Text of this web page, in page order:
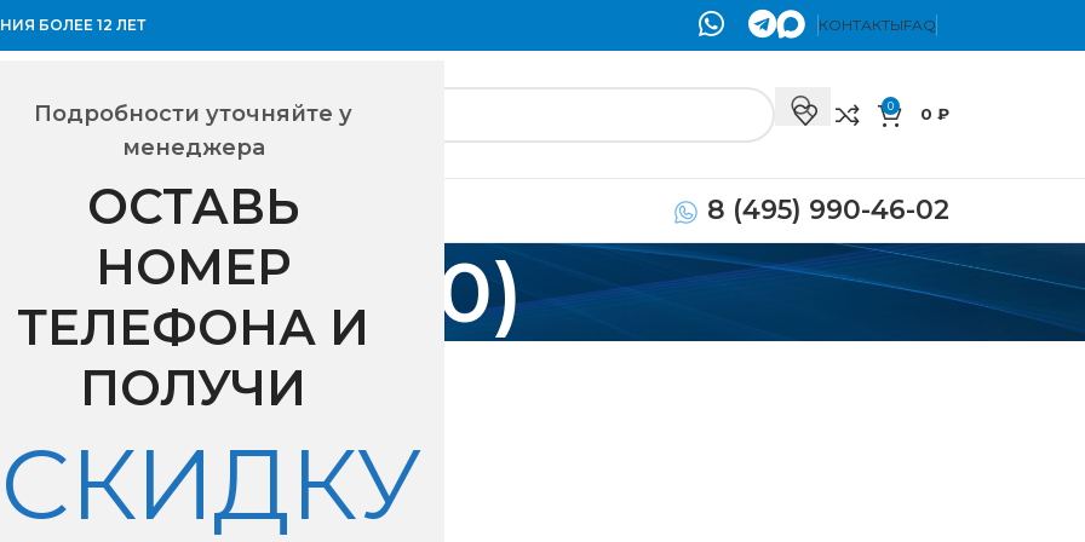
Подробности уточняйте у
менеджера
ОСТАВЬ
НОМЕР
ТЕЛЕФОНА И
ПОЛУЧИ
СКИДКУ
БОЛЕЕ 12 ЛЕТ КОНТАКТЫFAQ
0 0 ₽
8 (495) 990-46-02
(290-1400)